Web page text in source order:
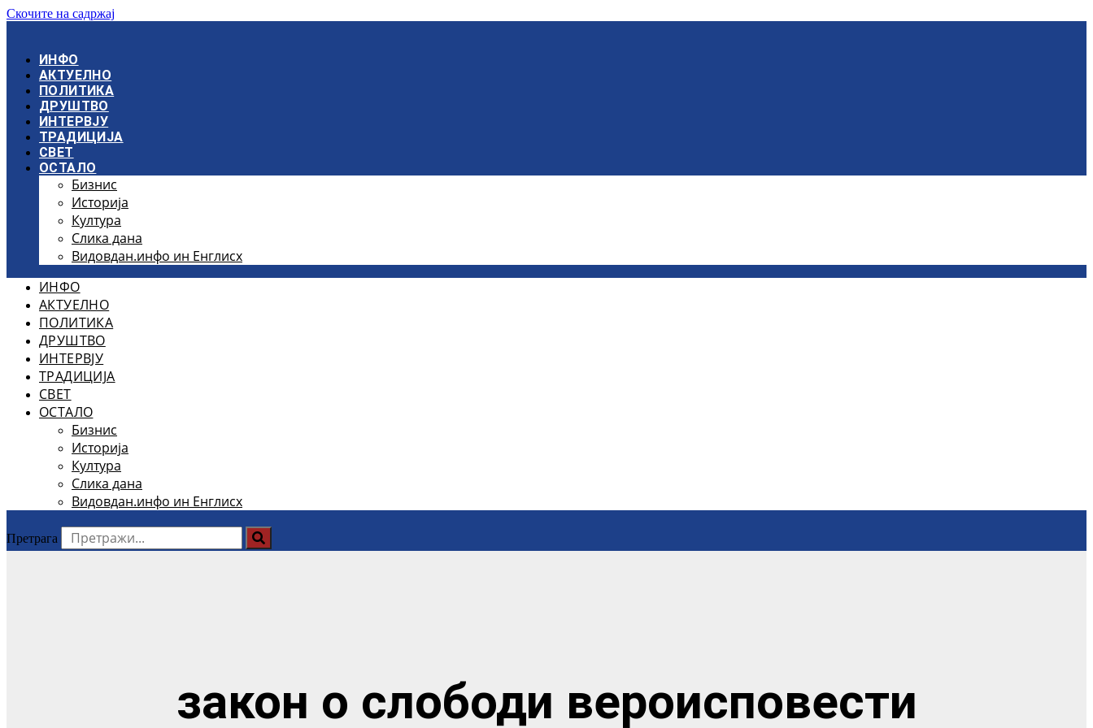
Скочите на садржај
ИНФО
АКТУЕЛНО
ПОЛИТИКА
ДРУШТВО
ИНТЕРВЈУ
ТРАДИЦИЈА
СВЕТ
ОСТАЛО
Бизнис
Историја
Култура
Слика дана
Видовдан.инфо ин Енглисх
ИНФО
АКТУЕЛНО
ПОЛИТИКА
ДРУШТВО
ИНТЕРВЈУ
ТРАДИЦИЈА
СВЕТ
ОСТАЛО
Бизнис
Историја
Култура
Слика дана
Видовдан.инфо ин Енглисх
Претрага
закон о слободи вероисповести